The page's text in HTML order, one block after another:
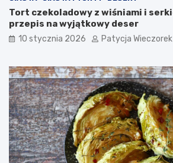
Tort czekoladowy z wiśniami i
przepis na wyjątkowy deser
10 stycznia 2026 Patycja Wieczorek